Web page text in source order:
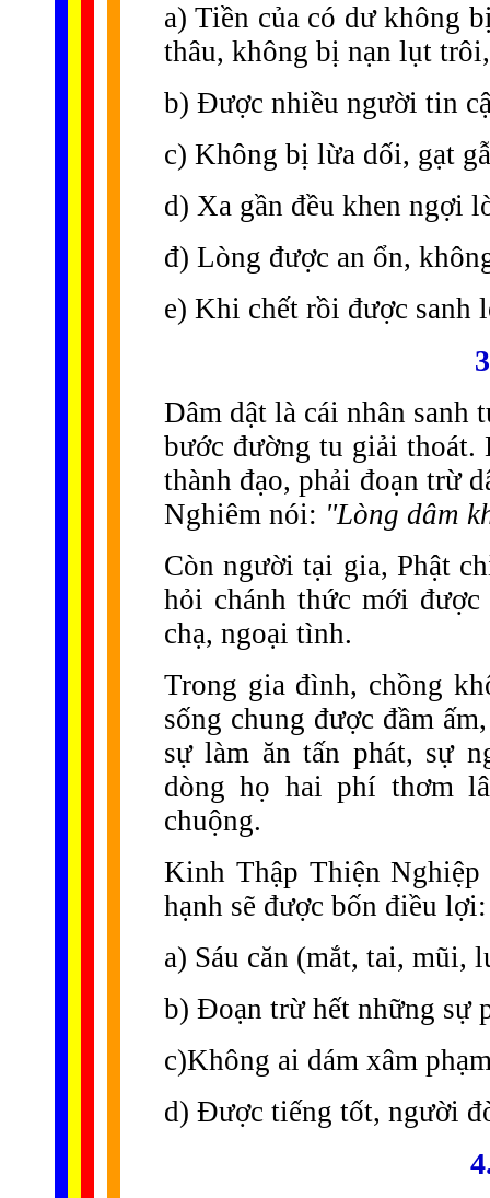
a) Tiền của có dư không
thâu, không bị nạn lụt
b) Được nhiều người tin
c) Không bị lừa dối, gạt
d) Xa gần đều khen ngợi
đ) Lòng được an ổn,
e) Khi chết rồi được sanh
Dâm dật là cái nhân sanh
bước đường tu giải thoát.
thành đạo, phải đoạn trừ
Nghiêm nói: "Lòng dâm
Còn người tại gia, Phật
hỏi chánh thức mới
chạ, ngoại tình.
Trong gia đình, chồng
sống chung được đầm
sự làm ăn tấn phát, sự
dòng họ hai phí thơm
chuộng.
Kinh Thập Thiện
hạnh sẽ được bốn điều lợi:
a) Sáu căn (mắt, tai, mũi,
b) Đoạn trừ hết những sự
c)Không ai dám xâm
d) Được tiếng tốt, người